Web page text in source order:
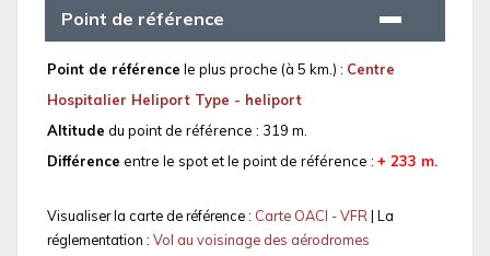
Point de référence
Point de référence le plus proche (à 5 km.) : Centre
Hospitalier Heliport Type - heliport
Altitude du point de référence : 319 m.
Différence entre le spot et le point de référence : + 233 m.
Visualiser la carte de référence : Carte OACI - VFR| La
réglementation : Vol au voisinage des aérodromes